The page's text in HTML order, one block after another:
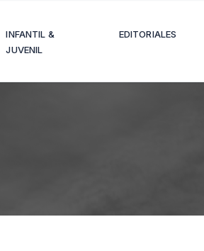
INFANTIL &
JUVENIL
EDITORIALES